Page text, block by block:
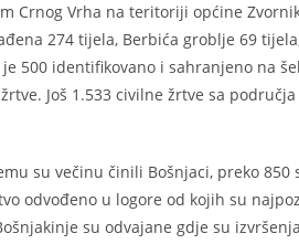
Crnog Vrha na teritoriji općine
274 tijela, Berbića groblje 69
500 identifikovano i sahranjeno na
Još 1.533 civilne žrtve sa
su večinu činili Bošnjaci, preko
odvođeno u logore od kojih su
su odvajane gdje su